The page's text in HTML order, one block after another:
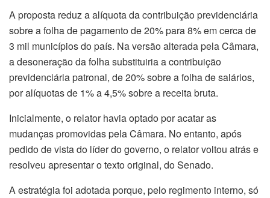
A proposta reduz a alíquota da contribuição previdenciária
sobre a folha de pagamento de 20% para 8% em cerca de
3 mil municípios do país. Na versão alterada pela Câmara,
a desoneração da folha substituiria a contribuição
previdenciária patronal, de 20% sobre a folha de salários,
por alíquotas de 1% a 4,5% sobre a receita bruta.
Inicialmente, o relator havia optado por acatar as
mudanças promovidas pela Câmara. No entanto, após
pedido de vista do líder do governo, o relator voltou atrás e
resolveu apresentar o texto original, do Senado.
A estratégia foi adotada porque, pelo regimento interno, só